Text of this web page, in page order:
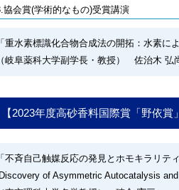
協会賞(学術的なもの)受賞講演
重水素標識化合物合成法の開拓：水素に
岐阜薬科大学副学長・教授） 佐治木 弘
【2023年度高砂香料国際賞「野依
不斉自己触媒反応の発見とホモキラリテ
of Asymmetric Autocatalysis